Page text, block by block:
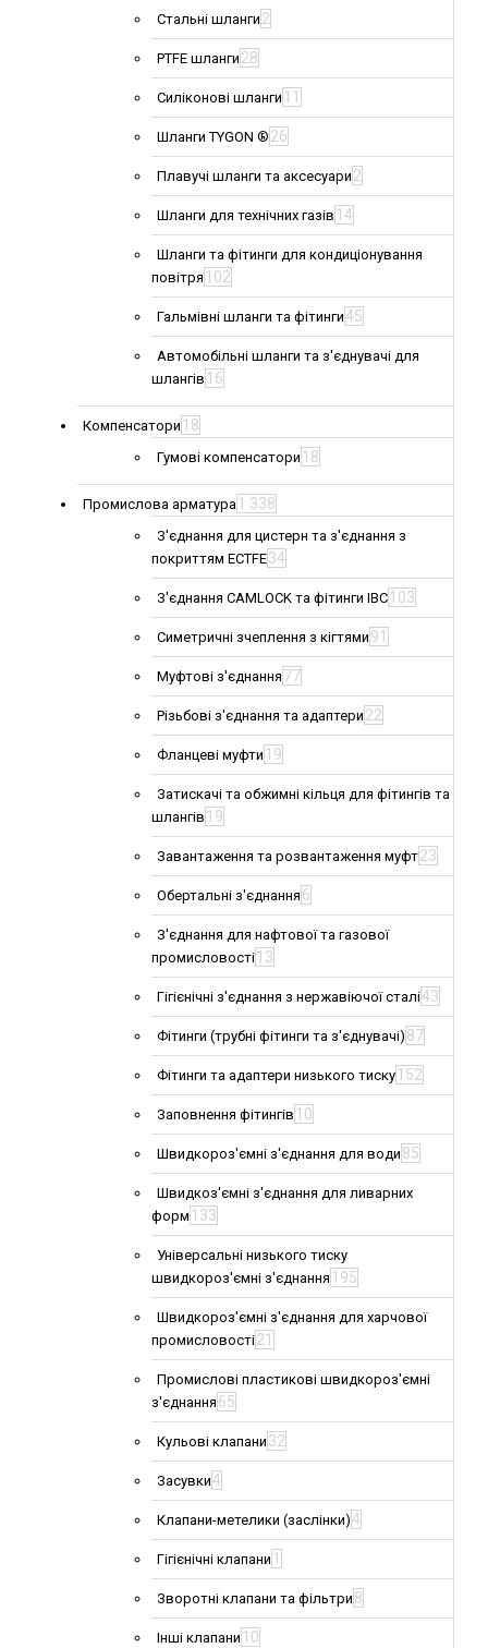
Стальні шланги 2
PTFE шланги 28
Силіконові шланги 11
Шланги TYGON ® 26
Плавучі шланги та аксесуари 2
Шланги для технічних газів 14
Шланги та фітинги для кондиціонування
повітря 102
Гальмівні шланги та фітинги45
Автомобільні шланги та з'єднувачі для
шлангів 16
Компенсатори 18
Гумові компенсатори 18
Промислова арматура 1 338
З'єднання для цистерн та з'єднання з
покриттям ECTFE34
З'єднання CAMLOCK та фітинги IBC 103
Симетричні зчеплення з кігтями 91
Муфтові з'єднання 77
Різьбові з'єднання та адаптери 22
Фланцеві муфти 19
Затискачі та обжимні кільця для фітингів та
шлангів 19
Завантаження та розвантаження муфт23
Обертальні з'єднання 6
З'єднання для нафтової та газової
промисловості 13
Гігієнічні з'єднання з нержавіючої сталі43
Фітинги (трубні фітинги та з'єднувачі) 87
Фітинги та адаптери низького тиску 152
Заповнення фітингів 10
Швидкороз'ємні з'єднання для води 85
Швидкоз'ємні з'єднання для ливарних
форм 133
Універсальні низького тиску
швидкороз'ємні з'єднання 195
Швидкороз'ємні з'єднання для харчової
промисловості21
Промислові пластикові швидкороз'ємні
з'єднання 65
Кульові клапани 32
Засувки4
Клапани-метелики (заслінки)4
Гігієнічні клапани 1
Зворотні клапани та фільтри 8
Інші клапани 10